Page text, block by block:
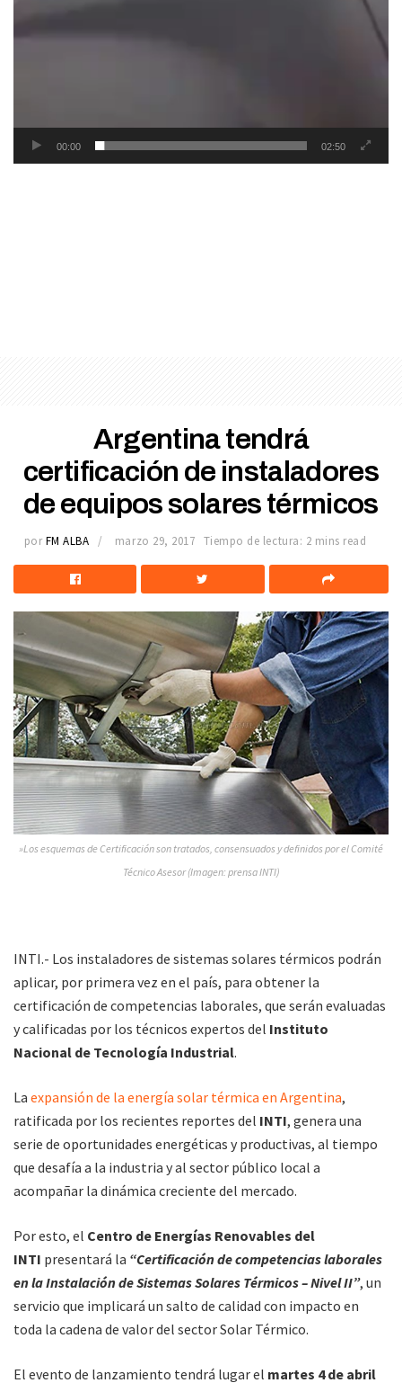
00:00 02:50
Argentina tendrá
certificación de instaladores
de equipos solares térmicos
por FM ALBA marzo 29, 2017 Tiempo de lectura: 2 mins read
»Los esquemas de Certificación son tratados, consensuados y definidos por el Comité
Técnico Asesor (Imagen: prensa INTI)
INTI.- Los instaladores de sistemas solares térmicos podrán
aplicar, por primera vez en el país, para obtener la
certificación de competencias laborales, que serán evaluadas
y calificadas por los técnicos expertos del Instituto
Nacional de Tecnología Industrial.
La expansión de la energía solar térmica en Argentina,
ratificada por los recientes reportes del INTI, genera una
serie de oportunidades energéticas y productivas, al tiempo
que desafía a la industria y al sector público local a
acompañar la dinámica creciente del mercado.
Por esto, el Centro de Energías Renovables del
INTI presentará la “Certificación de competencias laborales
en la Instalación de Sistemas Solares Térmicos – Nivel II”, un
servicio que implicará un salto de calidad con impacto en
toda la cadena de valor del sector Solar Térmico.
El evento de lanzamiento tendrá lugar el martes 4 de abril